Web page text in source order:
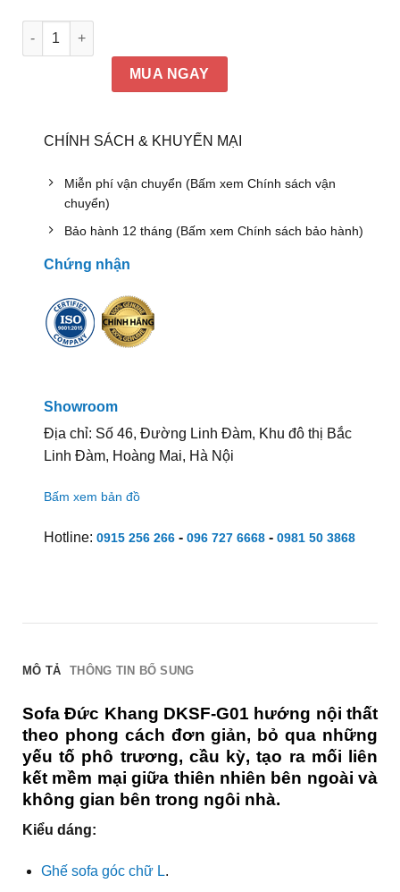
Sofa da Đức Khang DKSF-G01 số lượng
MUA NGAY
CHÍNH SÁCH & KHUYẾN MẠI
Miễn phí vận chuyển (Bấm xem Chính sách vận
chuyển)
Bảo hành 12 tháng (Bấm xem Chính sách bảo hành)
Chứng nhận
Showroom
Địa chỉ: Số 46, Đường Linh Đàm, Khu đô thị Bắc
Linh Đàm, Hoàng Mai, Hà Nội
Bấm xem bản đồ
Hotline: 0915 256 266- 096 727 6668- 0981 50 3868
MÔ TẢ THÔNG TIN BỔ SUNG
Sofa Đức Khang DKSF-G01 hướng nội thất
theo phong cách đơn giản, bỏ qua những
yếu tố phô trương, cầu kỳ, tạo ra mối liên
kết mềm mại giữa thiên nhiên bên ngoài và
không gian bên trong ngôi nhà.
Kiểu dáng:
Ghế sofa góc chữ L.